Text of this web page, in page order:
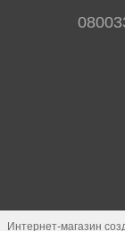
Интернет-магазин